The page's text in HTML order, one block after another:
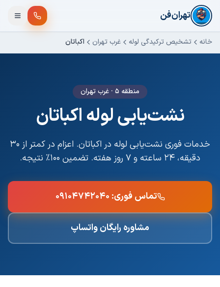
رفتن به محتوای اصلی
تهران‌فن
خانه تشخیص ترکیدگی لوله غرب تهران اکباتان
منطقه ۵ · غرب تهران
نشت‌یابی لوله اکباتان
خدمات فوری نشت‌یابی لوله در اکباتان
. اعزام در کمتر از ۳۰
دقیقه، ۲۴ ساعته و ۷ روز هفته. تضمین ۱۰۰٪ نتیجه.
تماس فوری: ۰۹۱۰۴۷۴۲۰۴۰
مشاوره رایگان واتساپ